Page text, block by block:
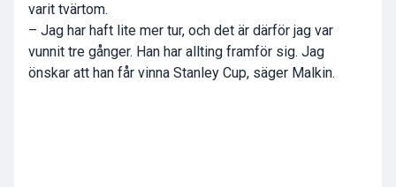
varit tvärtom.
– Jag har haft lite mer tur, och det är därför jag var
vunnit tre gånger. Han har allting framför sig. Jag
önskar att han får vinna Stanley Cup, säger Malkin.